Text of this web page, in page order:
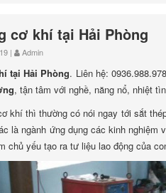
cơ khí tại Hải Phòng
| Admin
tại Hải Phòng. Liên hệ:
, tận tâm với nghề, năng nổ, nhiệt
khí thì thường có nói ngay tới sắt
là ngành ứng dụng các kinh
chủ yếu tạo ra tư liệu lao động của